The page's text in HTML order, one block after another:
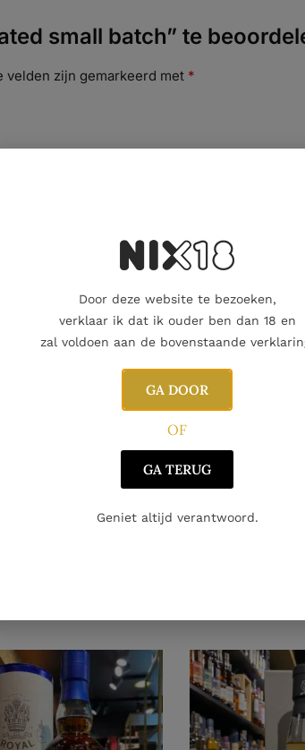
small batch” te
velden zijn gemarkeerd met *
Door deze website te bezoeken,
verklaar ik dat ik ouder ben dan 18 en
zal voldoen aan de bovenstaande
GA DOOR
OF
GA TERUG
Geniet altijd verantwoord.